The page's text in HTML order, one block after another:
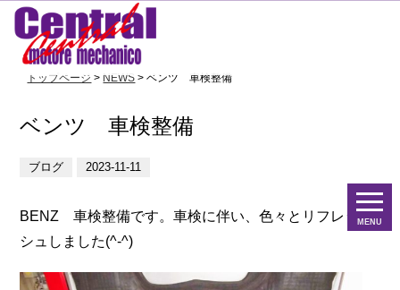
MENU
トップページ > NEWS > ベンツ 車検整備
ベンツ 車検整備
ブログ 2023-11-11
BENZ 車検整備です。車検に伴い、色々とリフレッ
シュしました(^-^)